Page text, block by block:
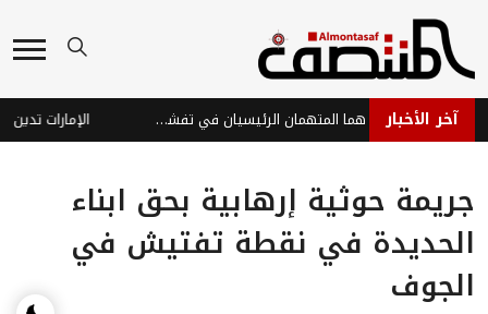
آخر الأخبار الفراولة والتوت.. هل هما المتهمان الرئيسيان في تفشي عدوى "السيكلوسبورا"؟
جريمة حوثية إرهابية بحق ابناء
الحديدة في نقطة تفتيش في
الجوف